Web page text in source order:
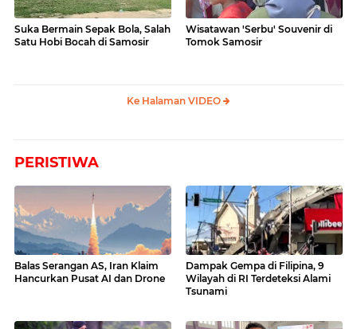
Suka Bermain Sepak Bola, Salah
Satu Hobi Bocah di Samosir
Wisatawan 'Serbu' Souvenir di
Tomok Samosir
Ke Halaman VIDEO
PERISTIWA
Balas Serangan AS, Iran Klaim
Hancurkan Pusat AI dan Drone
Dampak Gempa di Filipina, 9
Wilayah di RI Terdeteksi Alami
Tsunami